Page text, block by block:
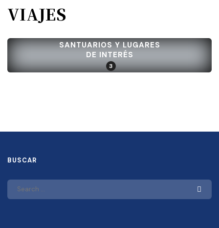
VIAJES
SANTUARIOS Y LUGARES
DE INTERÉS
3
BUSCAR